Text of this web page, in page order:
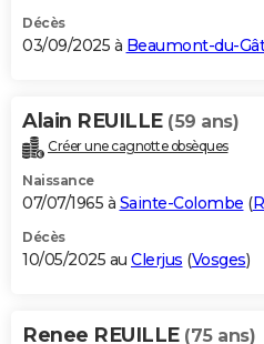
Décès
03/09/2025 à Beaumont-du-
Alain REUILLE (59 ans)
Créer une cagnotte obsèques
Naissance
07/07/1965 à Sainte-Colombe (
Décès
10/05/2025 au Clerjus (Vosges)
Renee REUILLE (75 ans)